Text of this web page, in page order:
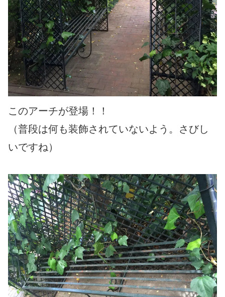
このアーチが登場！！
（普段は何も装飾されていないよう。さびし
いですね）